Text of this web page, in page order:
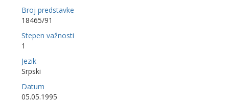
Broj predstavke
18465/91
Stepen važnosti
1
Jezik
Srpski
Datum
05.05.1995